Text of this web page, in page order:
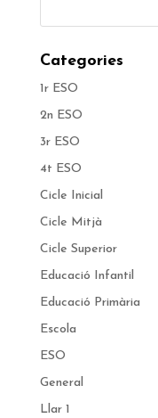
Categories
1r ESO
2n ESO
3r ESO
4t ESO
Cicle Inicial
Cicle Mitjà
Cicle Superior
Educació Infantil
Educació Primària
Escola
ESO
General
Llar 1